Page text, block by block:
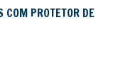
PROTETOR DE